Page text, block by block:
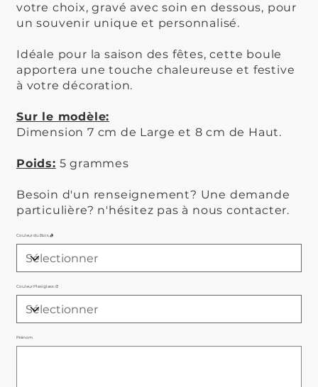
votre choix, gravé avec soin en dessous, pour
un souvenir unique et personnalisé.
Idéale pour la saison des fêtes, cette boule
apportera une touche chaleureuse et festive
à votre décoration.
Sur le modèle:
Dimension 7 cm de Large et 8 cm de Haut.
Poids: 5 grammes
Besoin d'un renseignement? Une demande
particulière? n'hésitez pas à nous contacter.
Couleur du Bois 🪵
Couleur Plexiglass 🎨
Prénom